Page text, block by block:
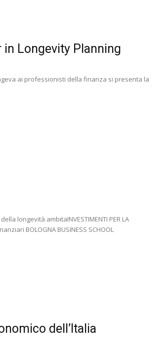
in Longevity Planning
ai professionisti della finanza si presenta la
longevità ambitaINVESTIMENTI PER LA
BOLOGNA BUSINESS SCHOOL
dell’Italia